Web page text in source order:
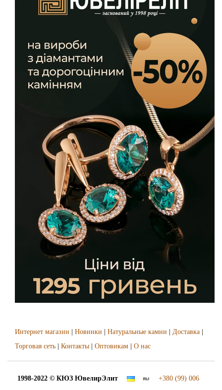
Интернет магазин Новинки Натуральные камни Доставка
Торговая сеть
Контакты Оптовикам О нас
1998-2022 © КЮЗ ЮвелирЭлит
+380 (99) 006